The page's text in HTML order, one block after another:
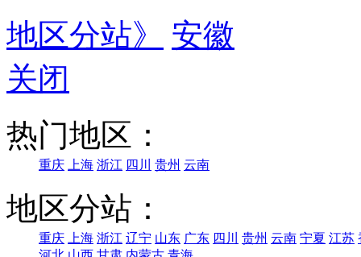
地区分站》
安徽
关闭
热门地区：
重庆 上海 浙江 四川 贵州 云南
地区分站：
重庆 上海 浙江 辽宁 山东 广东 四川 贵州 云南 宁夏 江苏